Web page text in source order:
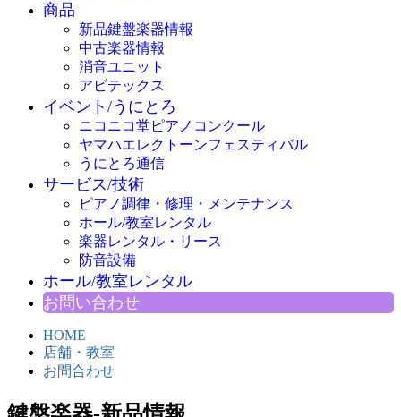
商品
新品鍵盤楽器情報
中古楽器情報
消音ユニット
アビテックス
イベント/うにとろ
ニコニコ堂ピアノコンクール
ヤマハエレクトーンフェスティバル
うにとろ通信
サービス/技術
ピアノ調律・修理・メンテナンス
ホール/教室レンタル
楽器レンタル・リース
防音設備
ホール/教室レンタル
お問い合わせ
HOME
店舗・教室
お問合わせ